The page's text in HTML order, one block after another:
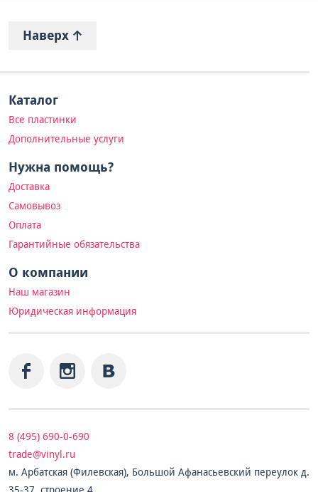
Наверх
Каталог
Все пластинки
Дополнительные услуги
Нужна помощь?
Доставка
Самовывоз
Оплата
Гарантийные обязательства
О компании
Наш магазин
Юридическая информация
8 (495) 690-0-690
trade@vinyl.ru
м. Арбатская (Филевская), Большой Афанасьевский переулок д.